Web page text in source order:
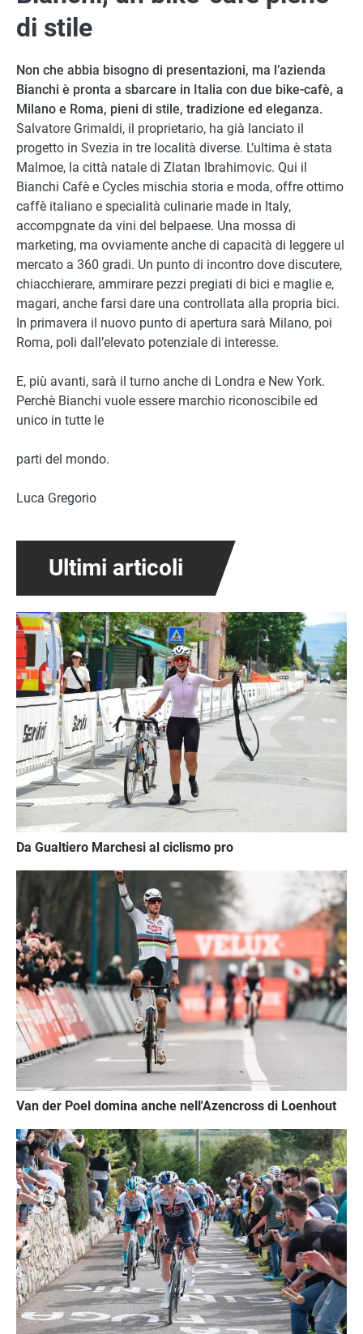
di stile
Non che abbia bisogno di presentazioni, ma l’azienda
Bianchi è pronta a sbarcare in Italia con due bike-cafè, a
Milano e Roma, pieni di stile, tradizione ed eleganza.
Salvatore Grimaldi, il proprietario, ha già lanciato il
progetto in Svezia in tre località diverse. L’ultima è stata
Malmoe, la città natale di Zlatan Ibrahimovic. Qui il
Bianchi Cafè e Cycles mischia storia e moda, offre ottimo
caffè italiano e specialità culinarie made in Italy,
accompgnate da vini del belpaese. Una mossa di
marketing, ma ovviamente anche di capacità di leggere ul
mercato a 360 gradi. Un punto di incontro dove discutere,
chiacchierare, ammirare pezzi pregiati di bici e maglie e,
magari, anche farsi dare una controllata alla propria bici.
In primavera il nuovo punto di apertura sarà Milano, poi
Roma, poli dall’elevato potenziale di interesse.
E, più avanti, sarà il turno anche di Londra e New York.
Perchè Bianchi vuole essere marchio riconoscibile ed
unico in tutte le
parti del mondo.
Luca Gregorio
Ultimi articoli
Immagine
Da Gualtiero Marchesi al ciclismo pro
Van der Poel domina anche nell'Azencross di Loenhout
Immagine